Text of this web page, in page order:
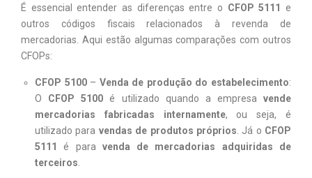
É essencial entender as diferenças entre o CFOP 5111
e
outros códigos fiscais relacionados à revenda de
mercadorias. Aqui estão algumas comparações com outros
CFOPs:
CFOP 5100– Venda de produção do estabelecimento:
O CFOP 5100 é utilizado quando a empresa vende
mercadorias fabricadas internamente, ou seja, é
utilizado para vendas de produtos próprios . Já o CFOP
5111
é para venda de mercadorias adquiridas de
terceiros